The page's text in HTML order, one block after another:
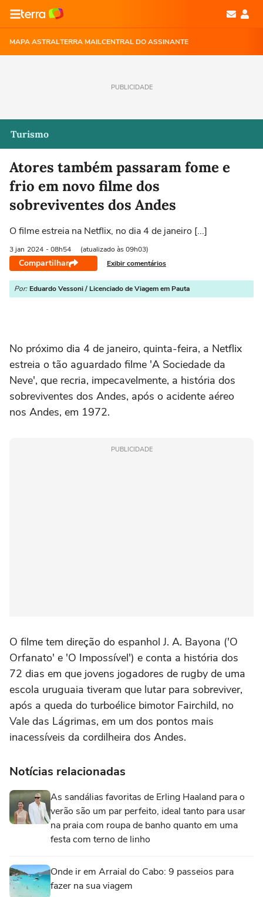
MAPA ASTRALTERRA MAILCENTRAL DO ASSINANTE
PUBLICIDADE
Turismo
Atores também passaram fome e
frio em novo filme dos
sobreviventes dos Andes
O filme estreia na Netflix, no dia 4 de janeiro [...]
3 jan 2024 - 08h54 (atualizado às 09h03)
Compartilhar Exibir comentários
Por: Eduardo Vessoni / Licenciado de Viagem em Pauta
No próximo dia 4 de janeiro, quinta-feira, a Netflix
estreia o tão aguardado filme 'A Sociedade da
Neve', que recria, impecavelmente, a história dos
sobreviventes dos Andes, após o acidente aéreo
nos Andes, em 1972.
PUBLICIDADE
O filme tem direção do espanhol J. A. Bayona ('O
Orfanato' e 'O Impossível') e conta a história dos
72 dias em que jovens jogadores de rugby de uma
escola uruguaia tiveram que lutar para sobreviver,
após a queda do turboélice bimotor Fairchild, no
Vale das Lágrimas, em um dos pontos mais
inacessíveis da cordilheira dos Andes.
Notícias relacionadas
As sandálias favoritas de Erling Haaland para o
verão são um par perfeito, ideal tanto para usar
na praia com roupa de banho quanto em uma
festa com terno de linho
Onde ir em Arraial do Cabo: 9 passeios para
fazer na sua viagem